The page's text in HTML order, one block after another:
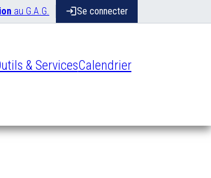
au G.A.G. loginSe connecter
& ServicesCalendrier